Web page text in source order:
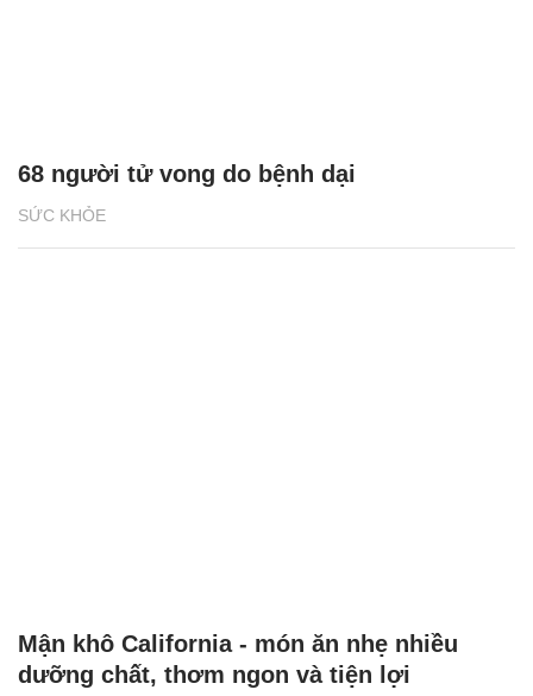
SỨC KHỎE
68 người tử vong do bệnh dại
Mận khô California - món ăn nhẹ nhiều
dưỡng chất, thơm ngon và tiện lợi